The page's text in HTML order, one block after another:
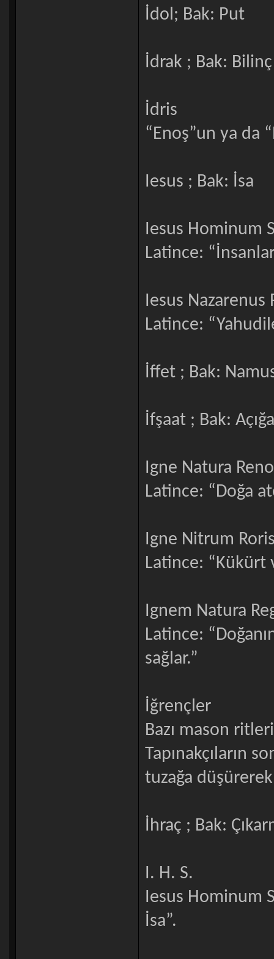
İdol; Bak: Put
İdrak ; Bak: Bilinç
İdris
“Enoş”un ya da
Iesus ; Bak: İsa
Iesus Hominum
Latince:
Iesus Nazarenus
Latince:
İffet ; Bak:
İfşaat ; Bak:
Igne Natura
Latince: “Doğa
Igne Nitrum
Latince: “Kükürt
Ignem Natura
Latince:
sağlar.”
İğrençler
Bazı mason
Tapınakçıların
tuzağa
İhraç ; Bak:
I. H. S.
Iesus Hominum
İsa”.